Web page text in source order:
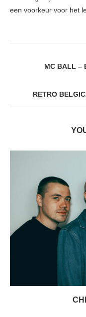
een voorkeur voor het
MC BALL –
RETRO